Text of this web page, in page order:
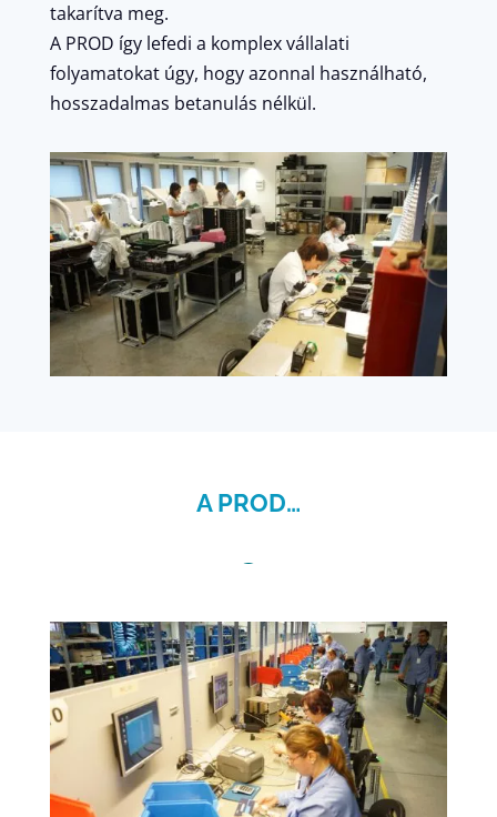
takarítva meg.
A PROD így lefedi a komplex vállalati
folyamatokat úgy, hogy azonnal használható,
hosszadalmas betanulás nélkül.
A PROD…